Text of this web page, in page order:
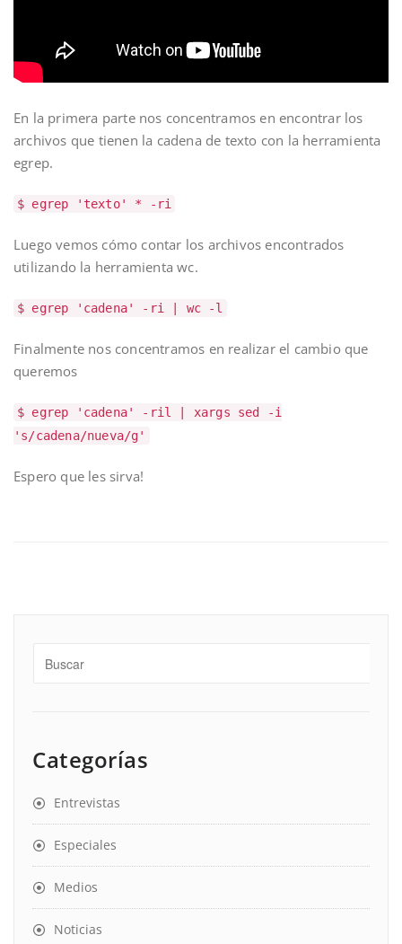
En la primera parte nos concentramos en encontrar los
archivos que tienen la cadena de texto con la herramienta
egrep.
$ egrep 'texto' * -ri
Luego vemos cómo contar los archivos encontrados
utilizando la herramienta wc.
$ egrep 'cadena' -ri | wc -l
Finalmente nos concentramos en realizar el cambio que
queremos
$ egrep 'cadena' -ril | xargs sed -i
's/cadena/nueva/g'
Espero que les sirva!
Categorías
Entrevistas
Especiales
Medios
Noticias